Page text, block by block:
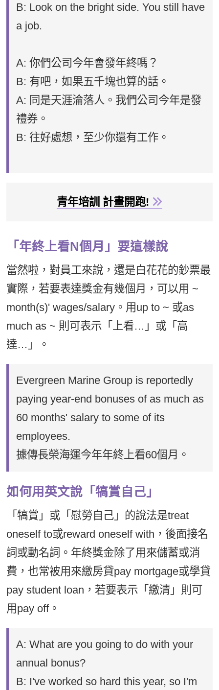
B: Look on the bright side. You still have
a job.
A: 你們公司今年會發年終嗎？
B: 有吧，如果五千塊也算的話。
A: 同是天涯淪落人。我們公司今年是發
禮券。
B: 往好處想，至少你還有工作。
青年培訓 計畫開跑!
「年終上看N個月」要這樣說
當然啦，對員工來說，還是白花花的鈔票最
實際，若要表達獎金有幾個月，可以用 ~
month(s)' wages/salary。用up to ~ 或as
much as ~ 則可表示「上看…」或「高
達…」。
Evergreen Marine Group is reportedly
paying year-end bonuses of as much as
60 months' salary to some of its
employees.
據傳長榮海運今年年終上看60個月。
如何用英文說「犒賞自己」
「犒賞」或「慰勞自己」的說法是treat
oneself to或reward oneself with，後面接名
詞或動名詞。年終獎金除了用來儲蓄或消
費，也常被用來繳房貸pay mortgage或學貸
pay student loan，若要表示「繳清」則可
用pay off。
A: What are you going to do with your
annual bonus?
B: I've worked so hard this year, so I'm